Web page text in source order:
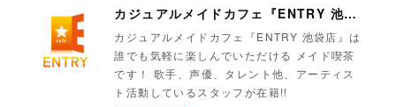
カジュアルメイドカフェ『ENTRY 池袋店』
カジュアルメイドカフェ『ENTRY 池袋店』は
誰でも気軽に楽しんでいただける メイド喫茶
です！ 歌手、声優、タレント他、アーティス
ト活動しているスタッフが在籍!!